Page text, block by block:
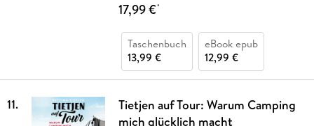
17,99 €*
Taschenbuch
13,99 €
eBook epub
12,99 €
11.
Tietjen auf Tour: Warum Camping
mich glücklich macht